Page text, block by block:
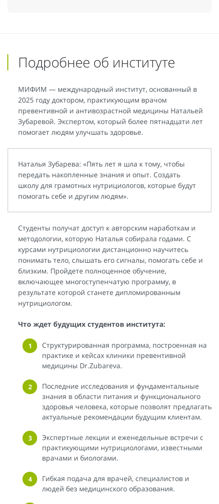
Подробнее об институте
МИФИМ — международный институт, основанный в
2025 году доктором, практикующим врачом
превентивной и антивозрастной медицины Натальей
Зубаревой. Экспертом, который более пятнадцати лет
помогает людям улучшать здоровье.
Наталья Зубарева: «Пять лет я шла к тому, чтобы
передать накопленные знания и опыт. Создать
школу для грамотных нутрициологов, которые будут
помогать себе и другим людям».
Студенты получат доступ к авторским наработкам и
методологии, которую Наталья собирала годами. С
курсами нутрициологии дистанционно научитесь
понимать тело, слышать его сигналы, помогать себе и
близким. Пройдете полноценное обучение,
включающее многоступенчатую программу, в
результате которой станете дипломированным
нутрициологом.
Что ждет будущих студентов института:
Структурированная программа, построенная на
практике и кейсах клиники превентивной
медицины Dr.Zubareva.
Последние исследования и фундаментальные
знания в области питания и функционального
здоровья человека, которые позволят предлагать
актуальные рекомендации будущим клиентам.
Экспертные лекции и еженедельные встречи с
практикующими нутрициологами, известными
врачами и биологами.
Гибкая подача для врачей, специалистов и
людей без медицинского образования.